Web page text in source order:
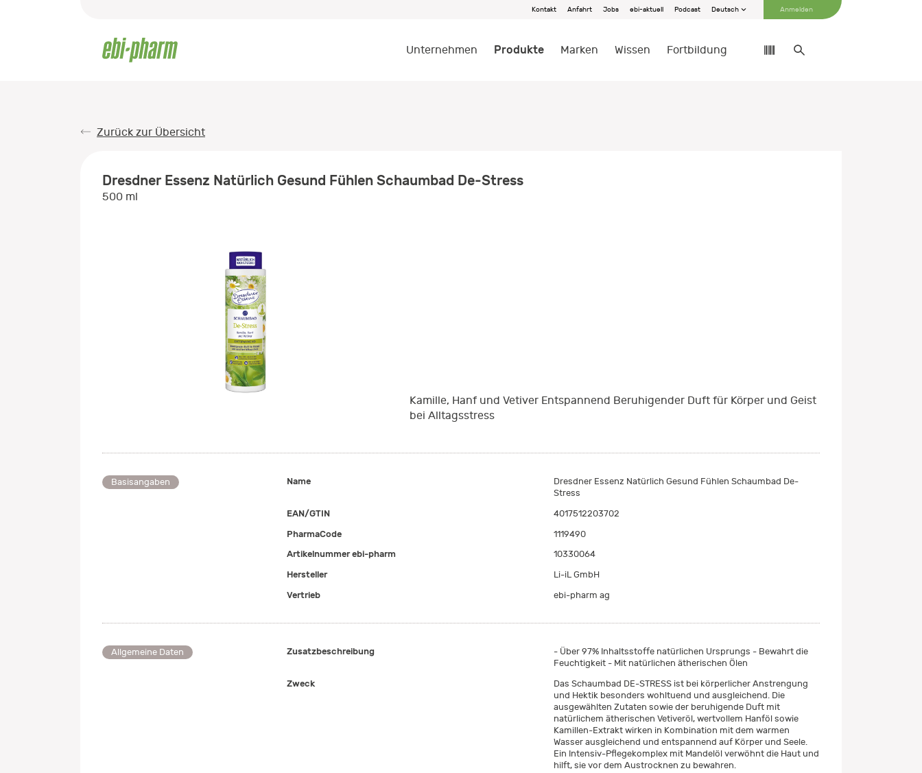
Kontakt Anfahrt Jobs ebi-aktuell Podcast Deutsch Anmelden
Unternehmen Produkte Marken Wissen Fortbildung
Zurück zur Übersicht
Dresdner Essenz Natürlich Gesund Fühlen Schaumbad De-Stress
500 ml
Kamille, Hanf und Vetiver Entspannend Beruhigender Duft für Körper und Geist
bei Alltagsstress
Basisangaben Name
Dresdner Essenz Natürlich Gesund Fühlen Schaumbad De-
Stress
EAN/GTIN
4017512203702
PharmaCode
1119490
Artikelnummer ebi-pharm
10330064
Hersteller
Li-iL GmbH
Vertrieb
ebi-pharm ag
Allgemeine Daten Zusatzbeschreibung
- Über 97% Inhaltsstoffe natürlichen Ursprungs - Bewahrt die
Feuchtigkeit - Mit natürlichen ätherischen Ölen
Zweck
Das Schaumbad DE-STRESS ist bei körperlicher Anstrengung
und Hektik besonders wohltuend und ausgleichend. Die
ausgewählten Zutaten sowie der beruhigende Duft mit
natürlichem ätherischen Vetiveröl, wertvollem Hanföl sowie
Kamillen-Extrakt wirken in Kombination mit dem warmen
Wasser ausgleichend und entspannend auf Körper und Seele.
Ein Intensiv-Pflegekomplex mit Mandelöl verwöhnt die Haut und
hilft, sie vor dem Austrocknen zu bewahren.